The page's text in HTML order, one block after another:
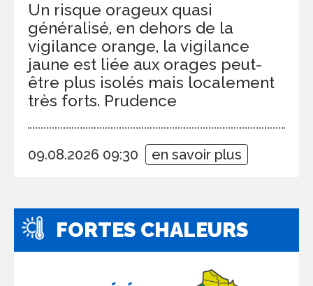
Un risque orageux quasi
généralisé, en dehors de la
vigilance orange, la vigilance
jaune est liée aux orages peut-
être plus isolés mais localement
très forts. Prudence
09.08.2026 09:30 en savoir plus
FORTES CHALEURS